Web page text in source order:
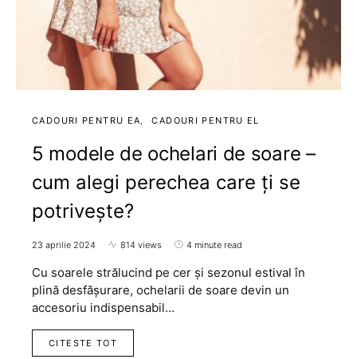
CADOURI PENTRU EA CADOURI PENTRU EL
5 modele de ochelari de soare –
cum alegi perechea care ți se
potrivește?
23 aprilie 2024 814 views 4 minute read
Cu soarele strălucind pe cer și sezonul estival în
plină desfășurare, ochelarii de soare devin un
accesoriu indispensabil…
CITESTE TOT